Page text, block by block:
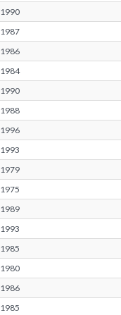
1990
1987
1986
1984
1990
1988
1996
1993
1979
1975
1989
1993
1985
1980
1986
1985